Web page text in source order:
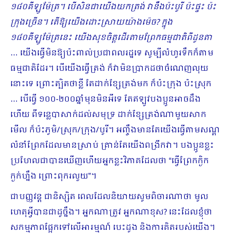
១៨០គីឡូម៉ែត្រ។ បើសិនជាយើងយកត្រង់ វានឹងប៉ះបូរី ប៉ះផ្ទះ ប៉ះ
ក្រុងច្រើន។ តើឱ្យយើងដោះស្រាយយ៉ាងម៉េច? ក្នុង
១៨០គីឡូម៉ែត្រនេះ យើងសុខចិត្តដើរតាមព្រែកធម្មជាតិពីដូនតា
… យើងធ្វើមិនឱ្យប៉ះពាល់ប្រជាពលរដ្ឋទេ សូម្បីលំហូរទឹកក៏តាម
ធម្មជាតិដែរ។ បើយើងធ្វើត្រង់ ក៏វាមិនប្រាកដថាចំណេញលុយ
នោះទេ ព្រោះត្បិតថាខ្លី តែដាក់ខ្សែត្រង់មក ក៏ប៉ះក្រុង ប៉ះស្រុក
… បើធ្វើ ១០០-២០០ឆ្នាំមុនមិនអីទេ តែឥឡូវបងប្អូនអាចដឹង
ហើយ ពីទន្លេបាសាក់ដល់សមុទ្រ ដាក់ខ្សែត្រង់ណាមួយសាក
មើល ក៏ប៉ះភូមិ/ស្រុក/ក្រុង/បូរី។ អញ្ចឹងមានតែយើងធ្វើតាមសណ្ដ
លំនាំព្រែកដែលមានស្រាប់ គ្រាន់តែយើងពង្រីកវា។ បងប្អូនខ្លះ
ប្រហែលជាបានឃើញហើយអ្នកខ្លះវិភាគដែលថា “ធ្វើព្រែកក្ងិក
ក្ងក់ហ្នឹង ព្រោះពុករលួយ”។
ជាបញ្ញវន្ត ជានិស្សិត ពេលដែលនិយាយសូមពិចារណាថា មូល
ហេតុអ្វីបានជាដូច្នឹង។ អ្នកណាត្រូវ អ្នកណាខុស? នេះដែលខ្ញុំថា
សកម្មភាពផ្អែកទៅលើអារម្មណ៍ បេះដូង និងការគិតរបស់យើង។